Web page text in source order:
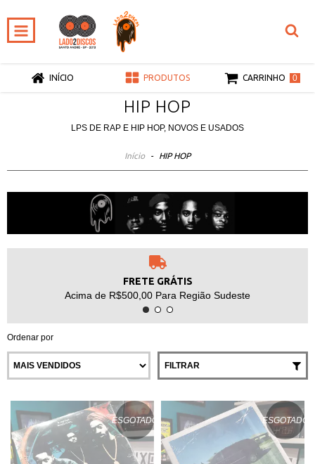
INÍCIO PRODUTOS CARRINHO 0
HIP HOP
LPS DE RAP E HIP HOP, NOVOS E USADOS
Início - HIP HOP
FRETE GRÁTIS
Acima de R$500,00 Para Região Sudeste
Ordenar por
FILTRAR
ESGOTADO ESGOTADO